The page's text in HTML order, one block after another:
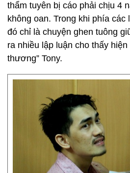
thẩm tuyên bị cáo phải chịu 4
không oan. Trong khi phía các
đó chỉ là chuyện ghen tuông
ra nhiều lập luận cho thấy hiện
thương” Tony.